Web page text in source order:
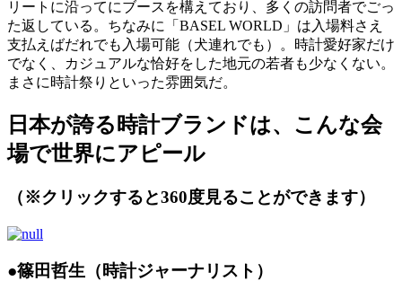
リートに沿ってにブースを構えており、多くの訪問者でごっ
た返している。ちなみに「BASEL WORLD」は入場料さえ
支払えばだれでも入場可能（犬連れでも）。時計愛好家だけ
でなく、カジュアルな恰好をした地元の若者も少なくない。
まさに時計祭りといった雰囲気だ。
日本が誇る時計ブランドは、こんな会
場で世界にアピール
（※クリックすると360度見ることができます）
●篠田哲生（時計ジャーナリスト）